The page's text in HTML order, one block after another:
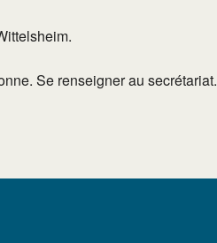
Se renseigner au secrétariat.